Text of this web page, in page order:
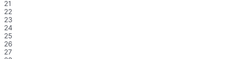
21
22
23
24
25
26
27